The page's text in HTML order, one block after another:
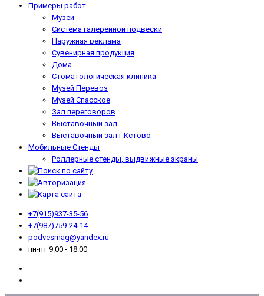
Примеры работ
Музей
Система галерейной подвески
Наружная реклама
Сувенирная продукция
Дома
Стоматологическая клиника
Музей Перевоз
Музей Спасское
Зал переговоров
Выставочный зал
Выставочный зал г.Кстово
Мобильные Стенды
Роллерные стенды, выдвижные экраны
+7(915)937-35-56
+7(987)759-24-14
podvesmag@yandex.ru
пн-пт 9:00 - 18:00